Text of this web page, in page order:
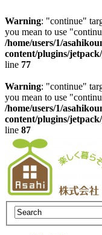
Warning: "continue"
you mean to use
/home/users/1/
content/plugins/
line 77
Warning: "continue"
you mean to use
/home/users/1/
content/plugins/
line 87